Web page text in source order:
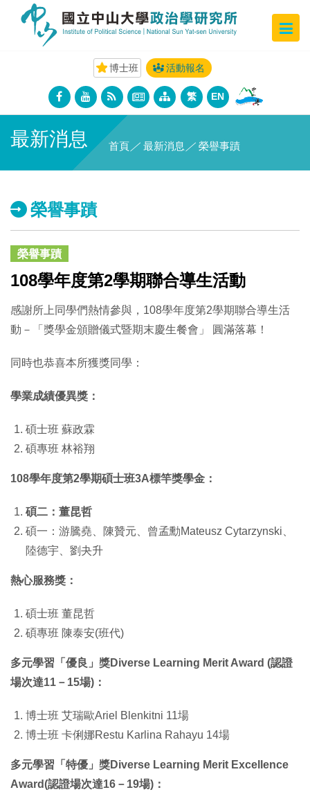
博士班 活動報名
繁 EN
最新消息 首頁 ／ 最新消息 ／ 榮譽事蹟
榮譽事蹟
榮譽事蹟
108學年度第2學期聯合導生活動
感謝所上同學們熱情參與，108學年度第2學期聯合導生活
動－「獎學金頒贈儀式暨期末慶生餐會」 圓滿落幕！
同時也恭喜本所獲獎同學：
學業成績優異獎：
碩士班 蘇政霖
碩專班 林裕翔
108學年度第2學期碩士班3A標竿獎學金：
碩二：董昆哲
碩一：游騰堯、陳贊元、曾孟勳Mateusz Cytarzynski、
陸德宇、劉夬升
熱心服務獎：
碩士班 董昆哲
碩專班 陳泰安(班代)
多元學習「優良」獎Diverse Learning Merit Award (認證
場次達11－15場)：
博士班 艾瑞歐Ariel Blenkitni 11場
博士班 卡俐娜Restu Karlina Rahayu 14場
多元學習「特優」獎Diverse Learning Merit Excellence
Award(認證場次達16－19場)：